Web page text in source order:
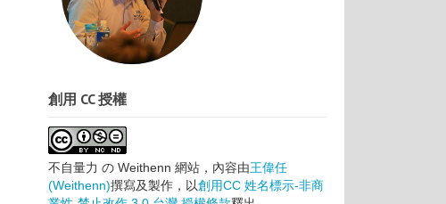
創用 CC 授權
不自量力 の Weithenn 網站 ，內容由王偉任
(Weithenn)撰寫及製作，以創用CC 姓名標示-非商